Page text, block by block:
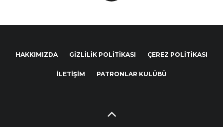
HAKKIMIZDA GIZLILIK POLITIKASI ÇEREZ POLITIKASI
İLETIŞIM PATRONLAR KULÜBÜ